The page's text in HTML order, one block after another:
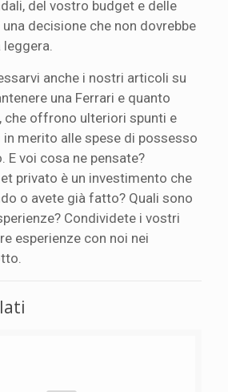
del vostro budget e delle
una decisione che non dovrebbe
anche i nostri articoli su
una Ferrari e quanto
che offrono ulteriori spunti e
merito alle spese di possesso
E voi cosa ne pensate?
privato è un investimento che
o avete già fatto? Quali sono
Condividete i vostri
esperienze con noi nei